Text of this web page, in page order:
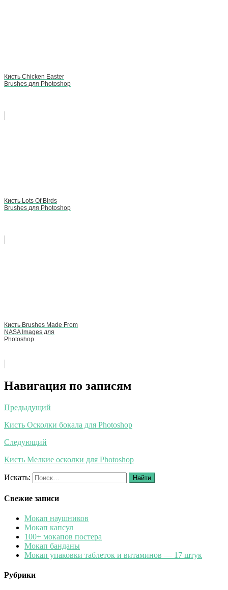
Кисть Chicken Easter
Brushes для Photoshop
Кисть Lots Of Birds
Brushes для Photoshop
Кисть Brushes Made From
NASA Images для
Photoshop
Навигация по записям
Предыдущий
Кисть Осколки бокала для Photoshop
Следующий
Кисть Мелкие осколки для Photoshop
Искать: Найти
Свежие записи
Мокап наушников
Мокап капсул
100+ мокапов постера
Мокап банданы
Мокап упаковки таблеток и витаминов — 17 штук
Рубрики